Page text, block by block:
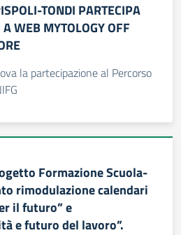
TONDI PARTECIPA
WEB MYTOLOGY OFF
la partecipazione al Percorso
Formazione Scuola-
rimodulazione calendari
il futuro” e
e futuro del lavoro”.